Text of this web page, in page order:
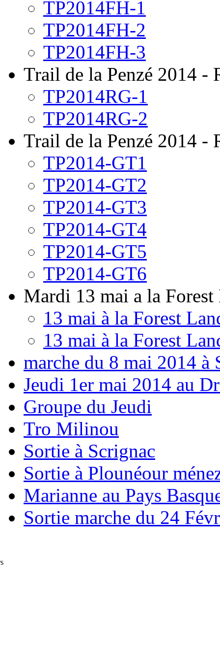
TP2014FH-1
TP2014FH-2
TP2014FH-3
Trail de la Penzé 2014 -
TP2014RG-1
TP2014RG-2
Trail de la Penzé 2014 -
TP2014-GT1
TP2014-GT2
TP2014-GT3
TP2014-GT4
TP2014-GT5
TP2014-GT6
Mardi 13 mai a la Forest
13 mai à la Forest
13 mai à la Forest
marche du 8 mai 2014 à
Jeudi 1er mai 2014 au
Groupe du Jeudi
Tro Milinou
Sortie à Scrignac
Sortie à Plounéour
Marianne au Pays
Sortie marche du 24